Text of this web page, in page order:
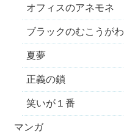
オフィスのアネモネ
ブラックのむこうがわ
夏夢
正義の鎖
笑いが１番
マンガ